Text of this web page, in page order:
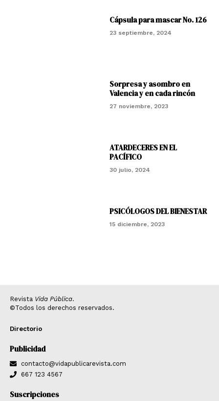
Cápsula para mascar No. 126
23 septiembre, 2024
Sorpresa y asombro en
Valencia y en cada rincón
27 noviembre, 2023
ATARDECERES EN EL
PACÍFICO
30 julio, 2024
PSICÓLOGOS DEL BIENESTAR
15 diciembre, 2023
Revista Vida Pública.
©Todos los derechos reservados.
Directorio
Publicidad
contacto@vidapublicarevista.com
667 123 4567
Suscripciones